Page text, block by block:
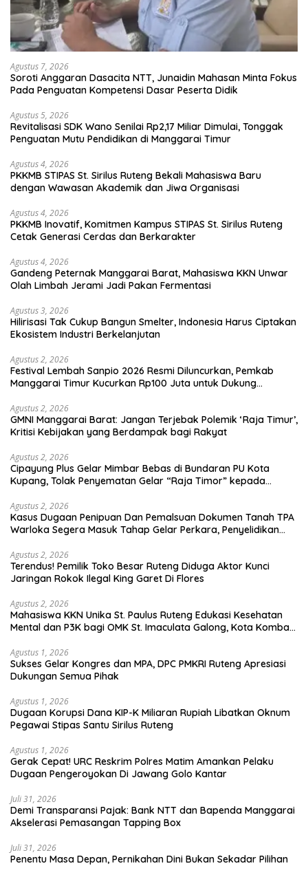
Agustus 7, 2026
Soroti Anggaran Dasacita NTT, Junaidin Mahasan Minta Fokus
Pada Penguatan Kompetensi Dasar Peserta Didik
Agustus 5, 2026
Revitalisasi SDK Wano Senilai Rp2,17 Miliar Dimulai, Tonggak
Penguatan Mutu Pendidikan di Manggarai Timur
Agustus 4, 2026
PKKMB STIPAS St. Sirilus Ruteng Bekali Mahasiswa Baru
dengan Wawasan Akademik dan Jiwa Organisasi
Agustus 4, 2026
PKKMB Inovatif, Komitmen Kampus STIPAS St. Sirilus Ruteng
Cetak Generasi Cerdas dan Berkarakter
Agustus 4, 2026
Gandeng Peternak Manggarai Barat, Mahasiswa KKN Unwar
Olah Limbah Jerami Jadi Pakan Fermentasi
Agustus 3, 2026
Hilirisasi Tak Cukup Bangun Smelter, Indonesia Harus Ciptakan
Ekosistem Industri Berkelanjutan
Agustus 2, 2026
Festival Lembah Sanpio 2026 Resmi Diluncurkan, Pemkab
Manggarai Timur Kucurkan Rp100 Juta untuk Dukung
Agustus 2, 2026
GMNI Manggarai Barat: Jangan Terjebak Polemik ‘Raja Timur’,
Kritisi Kebijakan yang Berdampak bagi Rakyat
Agustus 2, 2026
Cipayung Plus Gelar Mimbar Bebas di Bundaran PU Kota
Kupang, Tolak Penyematan Gelar “Raja Timor” kepada
Agustus 2, 2026
Kasus Dugaan Penipuan Dan Pemalsuan Dokumen Tanah TPA
Warloka Segera Masuk Tahap Gelar Perkara, Penyelidikan
Agustus 2, 2026
Terendus! Pemilik Toko Besar Ruteng Diduga Aktor Kunci
Jaringan Rokok Ilegal King Garet Di Flores
Agustus 2, 2026
Mahasiswa KKN Unika St. Paulus Ruteng Edukasi Kesehatan
Mental dan P3K bagi OMK St. Imaculata Galong, Kota Komba
Agustus 1, 2026
Sukses Gelar Kongres dan MPA, DPC PMKRI Ruteng Apresiasi
Dukungan Semua Pihak
Agustus 1, 2026
Dugaan Korupsi Dana KIP-K Miliaran Rupiah Libatkan Oknum
Pegawai Stipas Santu Sirilus Ruteng
Agustus 1, 2026
Gerak Cepat! URC Reskrim Polres Matim Amankan Pelaku
Dugaan Pengeroyokan Di Jawang Golo Kantar
Juli 31, 2026
​Demi Transparansi Pajak: Bank NTT dan Bapenda Manggarai
Akselerasi Pemasangan Tapping Box
Juli 31, 2026
Penentu Masa Depan, Pernikahan Dini Bukan Sekadar Pilihan